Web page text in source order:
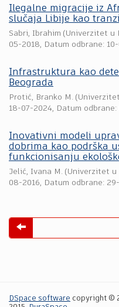
Ilegalne migracije iz
slučaja Libije kao
Sabri, Ibrahim (Univerzitet u
05-2018, Datum odbrane:
Infrastruktura kao
Beograda
Protić, Branko M. (
18-07-2024, Datum odbrane:
Inovativni modeli
dobrima kao podrška
funkcionisanju
Jelić, Ivana M. (Univerzitet u
08-2016, Datum odbrane:
DSpace software copyright ©